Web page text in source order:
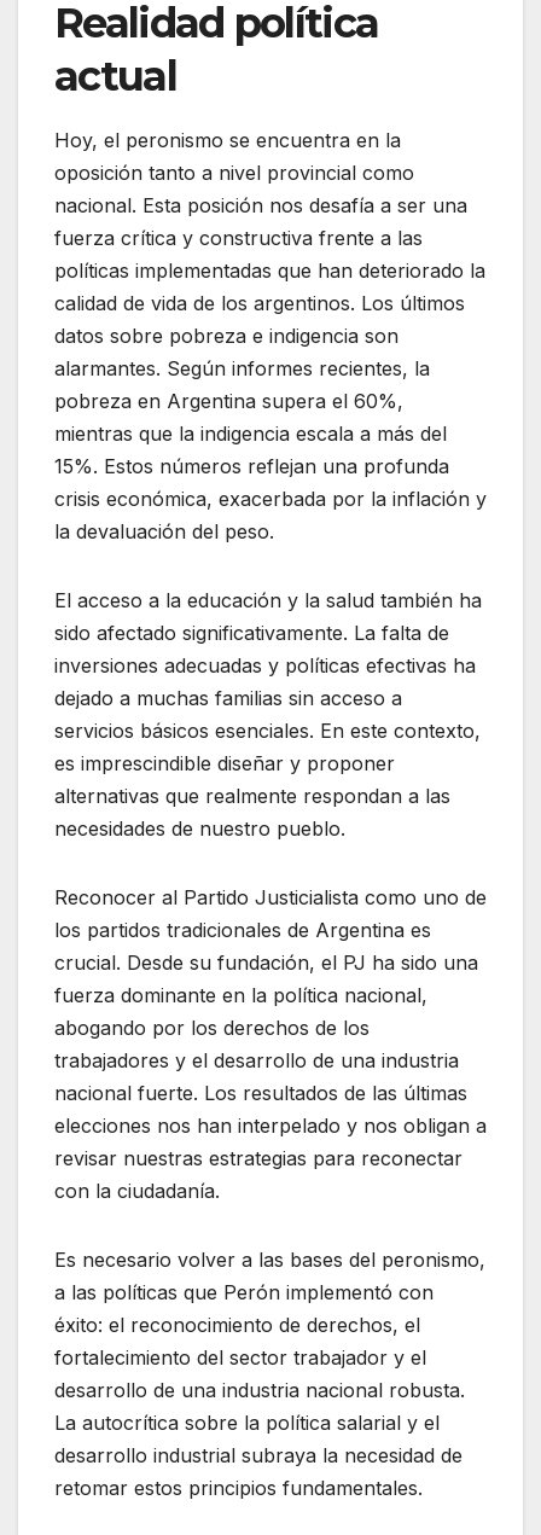
Realidad política
actual
Hoy, el peronismo se encuentra en la
oposición tanto a nivel provincial como
nacional. Esta posición nos desafía a ser una
fuerza crítica y constructiva frente a las
políticas implementadas que han deteriorado la
calidad de vida de los argentinos. Los últimos
datos sobre pobreza e indigencia son
alarmantes. Según informes recientes, la
pobreza en Argentina supera el 60%,
mientras que la indigencia escala a más del
15%. Estos números reflejan una profunda
crisis económica, exacerbada por la inflación y
la devaluación del peso.
El acceso a la educación y la salud también ha
sido afectado significativamente. La falta de
inversiones adecuadas y políticas efectivas ha
dejado a muchas familias sin acceso a
servicios básicos esenciales. En este contexto,
es imprescindible diseñar y proponer
alternativas que realmente respondan a las
necesidades de nuestro pueblo.
Reconocer al Partido Justicialista como uno de
los partidos tradicionales de Argentina es
crucial. Desde su fundación, el PJ ha sido una
fuerza dominante en la política nacional,
abogando por los derechos de los
trabajadores y el desarrollo de una industria
nacional fuerte. Los resultados de las últimas
elecciones nos han interpelado y nos obligan a
revisar nuestras estrategias para reconectar
con la ciudadanía.
Es necesario volver a las bases del peronismo,
a las políticas que Perón implementó con
éxito: el reconocimiento de derechos, el
fortalecimiento del sector trabajador y el
desarrollo de una industria nacional robusta.
La autocrítica sobre la política salarial y el
desarrollo industrial subraya la necesidad de
retomar estos principios fundamentales.